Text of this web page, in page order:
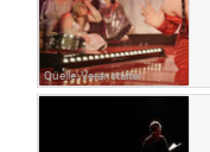
Quelle: Veranstalter